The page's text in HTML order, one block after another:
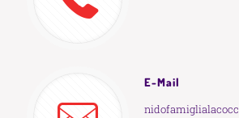
E-Mail